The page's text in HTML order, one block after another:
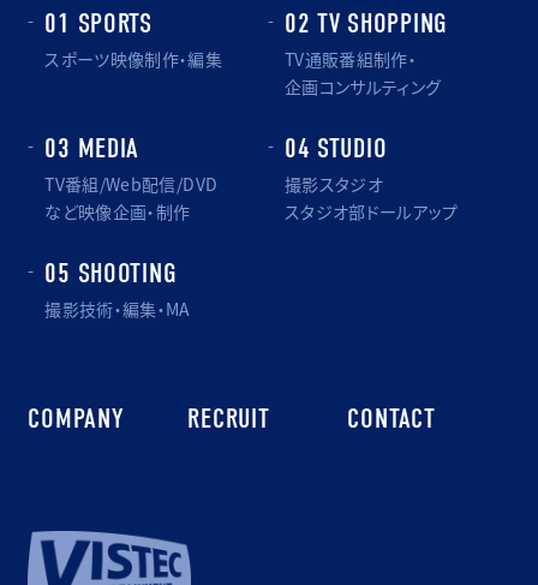
01 SPORTS
スポーツ映像制作・編集
02 TV SHOPPING
TV通販番組制作・
企画コンサルティング
03 MEDIA
TV番組/Web配信/DVD
など映像企画・制作
04 STUDIO
撮影スタジオ
スタジオ部ドールアップ
05 SHOOTING
撮影技術・編集・MA
COMPANY RECRUIT CONTACT